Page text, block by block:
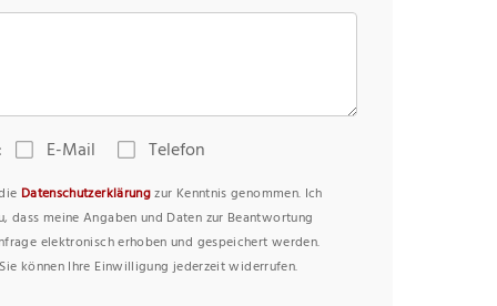
E-Mail Telefon
Datenschutzerklärungzur Kenntnis genommen. Ich
dass meine Angaben und Daten zur Beantwortung
elektronisch erhoben und gespeichert werden.
können Ihre Einwilligung jederzeit widerrufen.